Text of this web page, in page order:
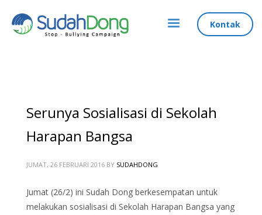
Kontak
Serunya Sosialisasi di Sekolah
Harapan Bangsa
JUMAT, 26 FEBRUARI 2016 BY SUDAHDONG
Jumat (26/2) ini Sudah Dong berkesempatan untuk
melakukan sosialisasi di Sekolah Harapan Bangsa yang